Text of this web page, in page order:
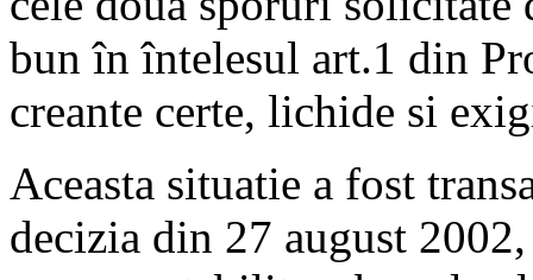
bun în întelesul art.1 din
creante certe, lichide si
Aceasta situatie a fost
decizia din 27 august